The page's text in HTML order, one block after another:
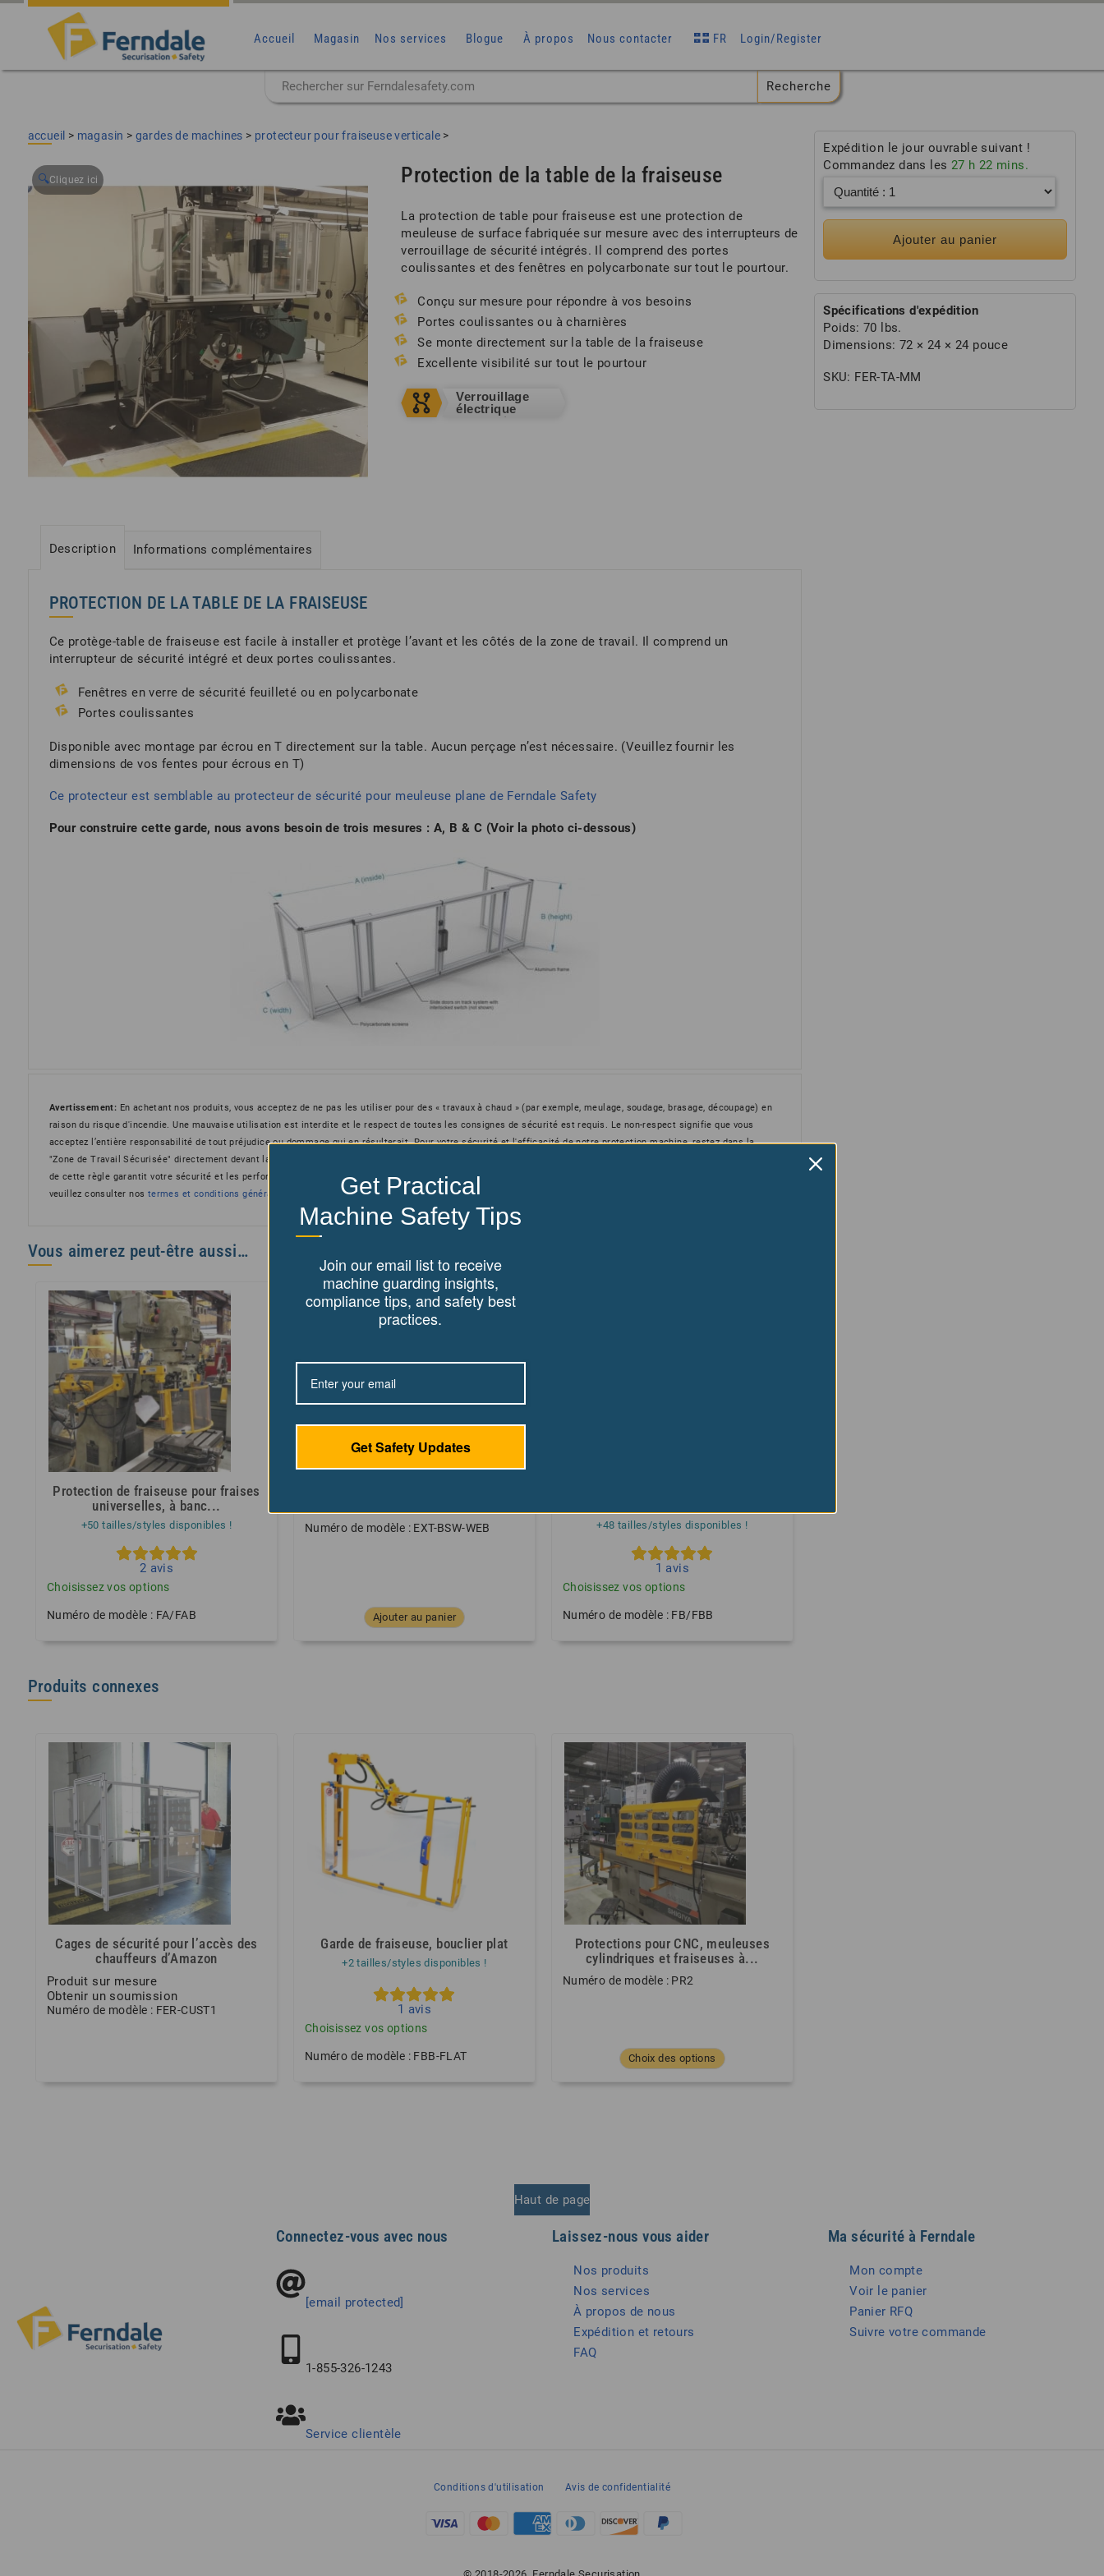
Accueil Magasin Nos services Blogue À propos Nous contacter FR Login/Register
accueil > magasin > gardes de machines > protecteur pour fraiseuse verticale >
🔍 Protection de la table de la fraiseuse
La protection de table pour fraiseuse est une protection de
meuleuse de surface fabriquée sur mesure avec des interrupteurs de
verrouillage de sécurité intégrés. Il comprend des portes
coulissantes et des fenêtres en polycarbonate sur tout le pourtour.
Conçu sur mesure pour répondre à vos besoins
Portes coulissantes ou à charnières
Se monte directement sur la table de la fraiseuse
Excellente visibilité sur tout le pourtour
Verrouillage
électrique
Description Informations complémentaires
PROTECTION DE LA TABLE DE LA FRAISEUSE
Ce protège-table de fraiseuse est facile à installer et protège l’avant et les côtés de la zone de travail. Il comprend un
interrupteur de sécurité intégré et deux portes coulissantes.
Fenêtres en verre de sécurité feuilleté ou en polycarbonate
Portes coulissantes
Disponible avec montage par écrou en T directement sur la table. Aucun perçage n’est nécessaire. (Veuillez fournir les
dimensions de vos fentes pour écrous en T)
Ce protecteur est semblable au protecteur de sécurité pour meuleuse plane de Ferndale Safety
Pour construire cette garde, nous avons besoin de trois mesures : A, B & C (Voir la photo ci-dessous)
Avertissement: En achetant nos produits, vous acceptez de ne pas les utiliser pour des « travaux à chaud » (par exemple, meulage, soudage, brasage, découpage) en
raison du risque d'incendie. Une mauvaise utilisation est interdite et le respect de toutes les consignes de sécurité est requis. Le non-respect signifie que vous
acceptez l’entière responsabilité de tout préjudice ou dommage qui en résulterait. Pour votre sécurité et l'efficacité de notre protection machine, restez dans la
"Zone de Travail Sécurisée" directement devant la protection. Se tenir sur le côté augmente le risque de blessure et enfreint notre politique d'utilisation. Le respect
de cette règle garantit votre sécurité et les performances optimales des Produits. Pour obtenir des directives détaillées en matière de sécurité et d'exploitation,
veuillez consulter nos termes et conditions générales
Vous aimerez peut-être aussi…
Protection de fraiseuse pour fraises
universelles, à banc...
+50 tailles/styles disponibles !
2 avis
Choisissez vos options
Numéro de modèle : FA/FAB
Numéro de modèle : EXT-BSW-WEB
Ajouter au panier
+48 tailles/styles disponibles !
1 avis
Choisissez vos options
Numéro de modèle : FB/FBB
Produits connexes
Cages de sécurité pour l’accès des
chauffeurs d’Amazon
Produit sur mesure
Obtenir un soumission
Numéro de modèle : FER-CUST1
Garde de fraiseuse, bouclier plat
+2 tailles/styles disponibles !
1 avis
Choisissez vos options
Numéro de modèle : FBB-FLAT
Protections pour CNC, meuleuses
cylindriques et fraiseuses à...
Numéro de modèle : PR2
Choix des options
Expédition le jour ouvrable suivant !
Commandez dans les 27 h 22 mins.
Ajouter au panier
Spécifications d'expédition
Poids:70 lbs.
Dimensions:72 × 24 × 24 pouce
SKU: FER-TA-MM
Haut de page
Connectez-vous avec nous
[email protected]
1-855-326-1243
Service clientèle
Laissez-nous vous aider
Nos produits
Nos services
À propos de nous
Expédition et retours
FAQ
Ma sécurité à Ferndale
Mon compte
Voir le panier
Panier RFQ
Suivre votre commande
Conditions d'utilisation Avis de confidentialité
Get Practical
Machine Safety Tips
Join our email list to receive
machine guarding insights,
compliance tips, and safety best
practices.
Get Safety Updates